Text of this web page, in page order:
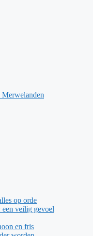
op orde
een veilig gevoel
en fris